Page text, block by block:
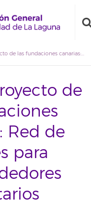
Nuevo proyecto de las fundaciones canarias: Red de Mentores para Emprendedores Universitarios
de
Red de
para